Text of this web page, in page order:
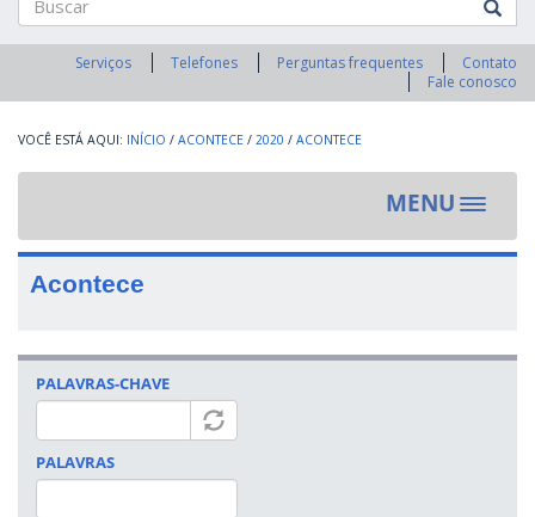
Buscar
Serviços Telefones Perguntas frequentes
Contato
Fale conosco
INÍCIO / ACONTECE / 2020 / ACONTECE
MENU
Toggle
Acontece
PALAVRAS-CHAVE
PALAVRAS